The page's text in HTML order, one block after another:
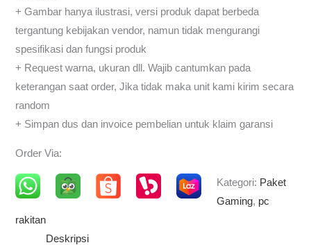
+ Gambar hanya ilustrasi, versi produk dapat berbeda
tergantung kebijakan vendor, namun tidak mengurangi
spesifikasi dan fungsi produk
+ Request warna, ukuran dll. Wajib cantumkan pada
keterangan saat order, Jika tidak maka unit kami kirim secara
random
+ Simpan dus dan invoice pembelian untuk klaim garansi
Order Via:
Kategori: Paket
Gaming, pc
rakitan
Deskripsi